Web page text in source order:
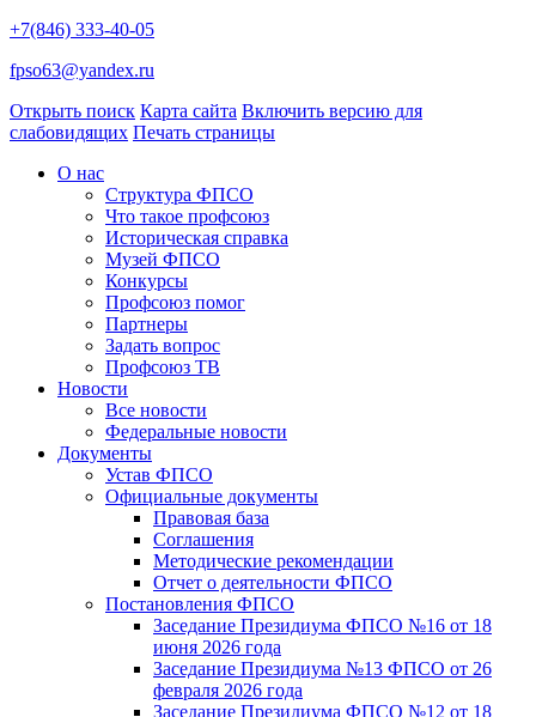
+7(846) 333-40-05
fpso63@yandex.ru
Открыть поиск Карта сайта Включить версию для
слабовидящих Печать страницы
О нас
Структура ФПСО
Что такое профсоюз
Историческая справка
Музей ФПСО
Конкурсы
Профсоюз помог
Партнеры
Задать вопрос
Профсоюз ТВ
Новости
Все новости
Федеральные новости
Документы
Устав ФПСО
Официальные документы
Правовая база
Соглашения
Методические рекомендации
Отчет о деятельности ФПСО
Постановления ФПСО
Заседание Президиума ФПСО №16 от 18
июня 2026 года
Заседание Президиума №13 ФПСО от 26
февраля 2026 года
Заседание Президиума ФПСО №12 от 18